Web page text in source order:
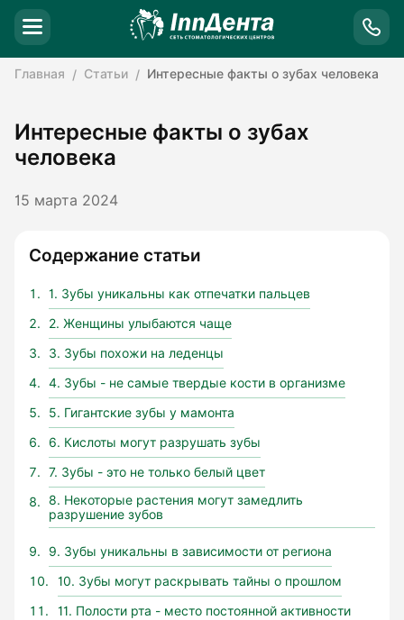
Главная Статьи Интересные факты о зубах человека
Интересные факты о зубах
человека
15 марта 2024
Содержание статьи
1. Зубы уникальны как отпечатки пальцев
2. Женщины улыбаются чаще
3. Зубы похожи на леденцы
4. Зубы - не самые твердые кости в организме
5. Гигантские зубы у мамонта
6. Кислоты могут разрушать зубы
7. Зубы - это не только белый цвет
8. Некоторые растения могут замедлить
разрушение зубов
9. Зубы уникальны в зависимости от региона
10. Зубы могут раскрывать тайны о прошлом
11. Полости рта - место постоянной активности